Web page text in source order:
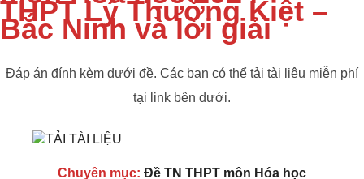
THPT Lý Thường Kiệt –
Bắc Ninh và lời giải
Đáp án đính kèm dưới đề. Các bạn có thể tải tài liệu miễn phí
tại link bên dưới.
Chuyên mục: Đề TN THPT môn Hóa học